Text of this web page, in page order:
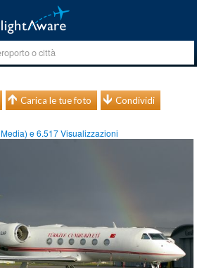
Carica le tue foto Condividi
Media) e6.517Visualizzazioni